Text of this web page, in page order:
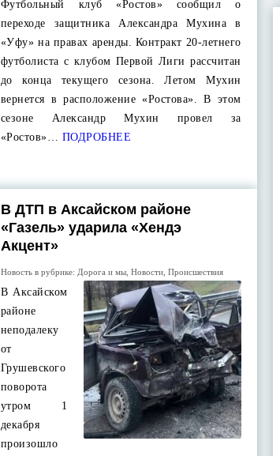
Футбольный клуб «Ростов» сообщил о
переходе защитника Александра Мухина в
«Уфу» на правах аренды. Контракт 20-летнего
футболиста с клубом Первой Лиги рассчитан
до конца текущего сезона. Летом Мухин
вернется в расположение «Ростова». В этом
сезоне Александр Мухин провел за
«Ростов»… ПОДРОБНЕЕ
В ДТП в Аксайском районе
«Газель» ударила «Хендэ
Акцент»
Новость в рубрике: Дорога и мы, Новости, Происшествия
В Аксайском
районе
неподалеку
от
Грушевского
поворота
утром 1
декабря
произошло